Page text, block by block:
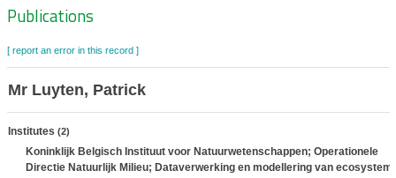
Zoeknavigatie
Publications
[ report an error in this record ]
Mr Luyten, Patrick
Institutes (2)
Koninklijk Belgisch Instituut voor Natuurwetenschappen; Operationele
Directie Natuurlijk Milieu; Dataverwerking en modellering van